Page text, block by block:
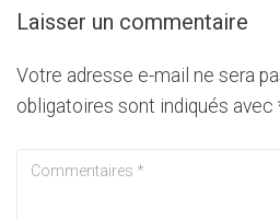
Laisser un commentaire
Votre adresse e-mail ne sera
obligatoires sont indiqués avec